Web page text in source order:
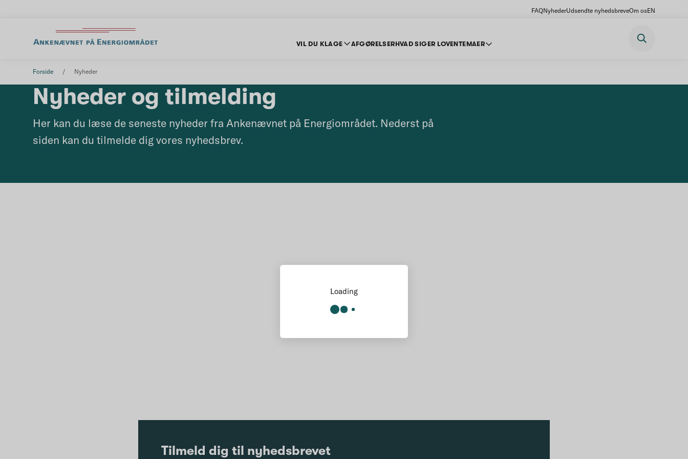
FAQNyhederUdsendte nyhedsbreveOm osEN
VIL DU KLAGE AFGØRELSERHVAD SIGER LOVENTEMAER
Forside Nyheder
Nyheder og tilmelding
Her kan du læse de seneste nyheder fra Ankenævnet på Energiområdet. Nederst på
siden kan du tilmelde dig vores nyhedsbrev.
Loading
Tilmeld dig til nyhedsbrevet